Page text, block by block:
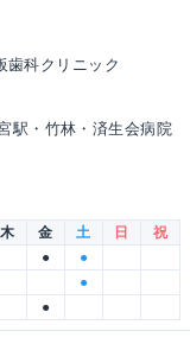
歯科クリニック
駅・竹林・済生会病院
木 金 土 日
祝
●
●
●
●